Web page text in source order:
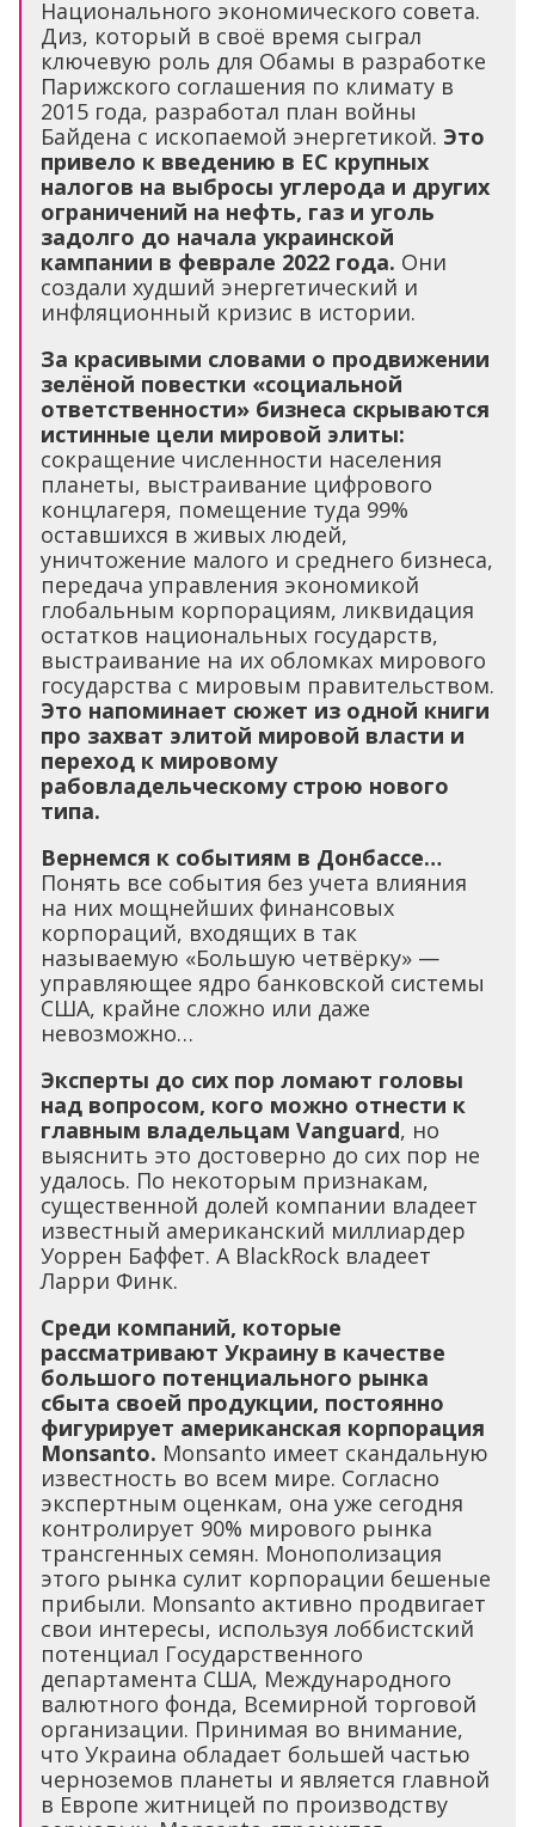
Национального экономического совета.
Диз, который в своё время сыграл
ключевую роль для Обамы в разработке
Парижского соглашения по климату в
2015 года, разработал план войны
Байдена с ископаемой энергетикой. Это
привело к введению в ЕС крупных
налогов на выбросы углерода и других
ограничений на нефть, газ и уголь
задолго до начала украинской
кампании в феврале 2022 года. Они
создали худший энергетический и
инфляционный кризис в истории.
За красивыми словами о продвижении
зелёной повестки «социальной
ответственности» бизнеса скрываются
истинные цели мировой элиты:
сокращение численности населения
планеты, выстраивание цифрового
концлагеря, помещение туда 99%
оставшихся в живых людей,
уничтожение малого и среднего бизнеса,
передача управления экономикой
глобальным корпорациям, ликвидация
остатков национальных государств,
выстраивание на их обломках мирового
государства с мировым правительством.
Это напоминает сюжет из одной книги
про захват элитой мировой власти и
переход к мировому
рабовладельческому строю нового
типа.
Вернемся к событиям в Донбассе…
Понять все события без учета влияния
на них мощнейших финансовых
корпораций, входящих в так
называемую «Большую четвёрку» —
управляющее ядро банковской системы
США, крайне сложно или даже
невозможно…
Эксперты до сих пор ломают головы
над вопросом, кого можно отнести к
главным владельцам Vanguard, но
выяснить это достоверно до сих пор не
удалось. По некоторым признакам,
существенной долей компании владеет
известный американский миллиардер
Уоррен Баффет. А BlackRock владеет
Ларри Финк.
Среди компаний, которые
рассматривают Украину в качестве
большого потенциального рынка
сбыта своей продукции, постоянно
фигурирует американская корпорация
Monsanto. Monsanto имеет скандальную
известность во всем мире. Согласно
экспертным оценкам, она уже сегодня
контролирует 90% мирового рынка
трансгенных семян. Монополизация
этого рынка сулит корпорации бешеные
прибыли. Monsanto активно продвигает
свои интересы, используя лоббистский
потенциал Государственного
департамента США, Международного
валютного фонда, Всемирной торговой
организации. Принимая во внимание,
что Украина обладает большей частью
черноземов планеты и является главной
в Европе житницей по производству